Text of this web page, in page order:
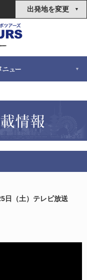
出発地を変更
日（土）テレビ放送